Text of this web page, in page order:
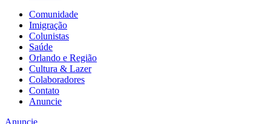
Comunidade
Imigração
Colunistas
Saúde
Orlando e Região
Cultura & Lazer
Colaboradores
Contato
Anuncie